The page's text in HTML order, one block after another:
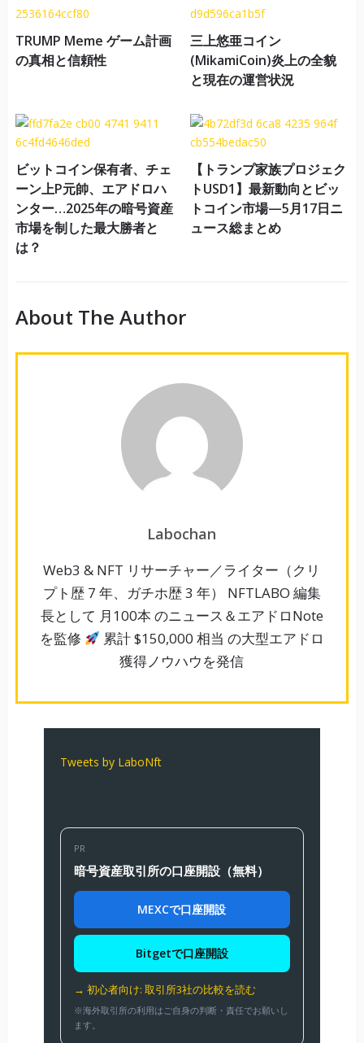
TRUMP Meme ゲーム計画
の真相と信頼性
三上悠亜コイン
(MikamiCoin)炎上の全貌
と現在の運営状況
ビットコイン保有者、チェ
ーン上P元帥、エアドロハ
ンター…2025年の暗号資産
市場を制した最大勝者と
は？
【トランプ家族プロジェク
トUSD1】最新動向とビッ
トコイン市場—5月17日ニ
ュース総まとめ
About The Author
Labochan
Web3 & NFT リサーチャー／ライター（クリ
プト歴 7 年、ガチホ歴 3 年） NFTLABO 編集
長として 月100本 のニュース＆エアドロNote
を監修
累計 $150,000 相当 の大型エアドロ
獲得ノウハウを発信
Tweets by LaboNft
PR
暗号資産取引所の口座開設（無料）
MEXCで口座開設
Bitgetで口座開設
→ 初心者向け: 取引所3社の比較を読む
※海外取引所の利用はご自身の判断・責任でお願いし
ます。